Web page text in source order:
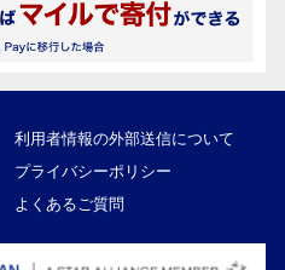
利用者情報の外部送信について
プライバシーポリシー
よくあるご質問